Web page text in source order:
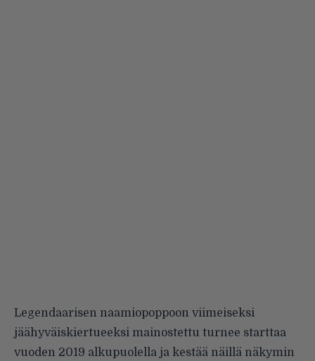
Legendaarisen naamiopoppoon viimeiseksi
jäähyväiskiertueeksi mainostettu turnee starttaa
vuoden 2019 alkupuolella ja kestää näillä näkymin